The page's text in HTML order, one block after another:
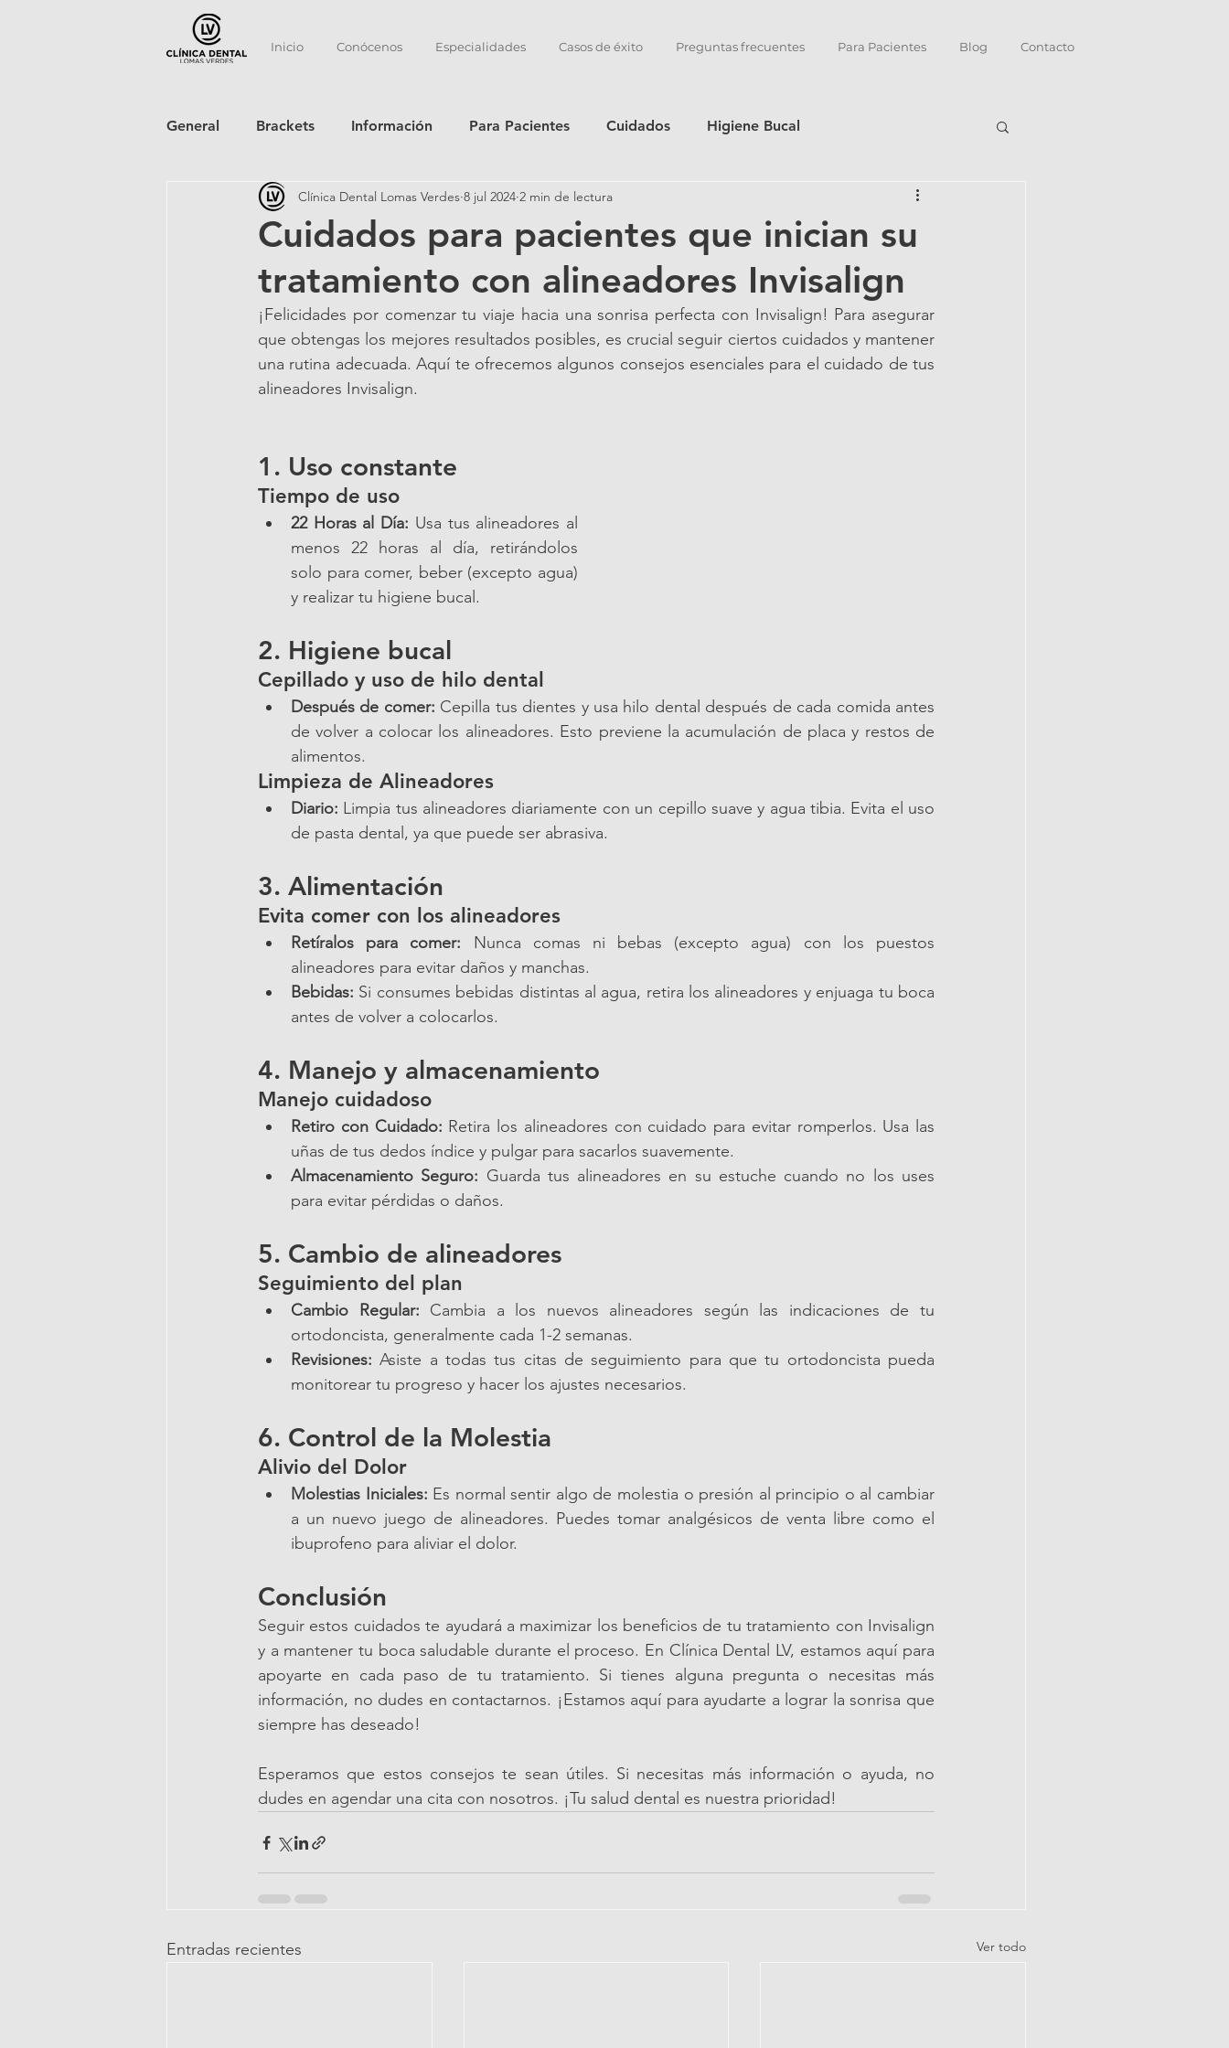
Inicio Conócenos Especialidades Casos de éxito Preguntas frecuentes Para Pacientes Blog Contacto
General Brackets Información Para Pacientes Cuidados Higiene Bucal
Cuidados para pacientes que inician su
tratamiento con alineadores Invisalign
Clínica Dental Lomas Verdes 8 jul 2024 2 min de lectura
¡Felicidades por comenzar tu viaje hacia una sonrisa perfecta con Invisalign! Para asegurar
que obtengas los mejores resultados posibles, es crucial seguir ciertos cuidados y mantener
una rutina adecuada. Aquí te ofrecemos algunos consejos esenciales para el cuidado de tus
alineadores Invisalign.
1. Uso constante
Tiempo de uso
22 Horas al Día: Usa tus alineadores al
menos 22 horas al día, retirándolos
solo para comer, beber (excepto agua)
y realizar tu higiene bucal.
2. Higiene bucal
Cepillado y uso de hilo dental
Después de comer: Cepilla tus dientes y usa hilo dental después de cada comida antes
de volver a colocar los alineadores. Esto previene la acumulación de placa y restos de
alimentos.
Limpieza de Alineadores
Diario: Limpia tus alineadores diariamente con un cepillo suave y agua tibia. Evita el uso
de pasta dental, ya que puede ser abrasiva.
3. Alimentación
Evita comer con los alineadores
Retíralos para comer: Nunca comas ni bebas (excepto agua) con los puestos
alineadores para evitar daños y manchas.
Bebidas: Si consumes bebidas distintas al agua, retira los alineadores y enjuaga tu boca
antes de volver a colocarlos.
4. Manejo y almacenamiento
Manejo cuidadoso
Retiro con Cuidado: Retira los alineadores con cuidado para evitar romperlos. Usa las
uñas de tus dedos índice y pulgar para sacarlos suavemente.
Almacenamiento Seguro: Guarda tus alineadores en su estuche cuando no los uses
para evitar pérdidas o daños.
5. Cambio de alineadores
Seguimiento del plan
Cambio Regular: Cambia a los nuevos alineadores según las indicaciones de tu
ortodoncista, generalmente cada 1-2 semanas.
Revisiones: Asiste a todas tus citas de seguimiento para que tu ortodoncista pueda
monitorear tu progreso y hacer los ajustes necesarios.
6. Control de la Molestia
Alivio del Dolor
Molestias Iniciales: Es normal sentir algo de molestia o presión al principio o al cambiar
a un nuevo juego de alineadores. Puedes tomar analgésicos de venta libre como el
ibuprofeno para aliviar el dolor.
Conclusión
Seguir estos cuidados te ayudará a maximizar los beneficios de tu tratamiento con Invisalign
y a mantener tu boca saludable durante el proceso. En Clínica Dental LV, estamos aquí para
apoyarte en cada paso de tu tratamiento. Si tienes alguna pregunta o necesitas más
información, no dudes en contactarnos. ¡Estamos aquí para ayudarte a lograr la sonrisa que
siempre has deseado!
Esperamos que estos consejos te sean útiles. Si necesitas más información o ayuda, no
dudes en agendar una cita con nosotros. ¡Tu salud dental es nuestra prioridad!
Entradas recientes Ver todo